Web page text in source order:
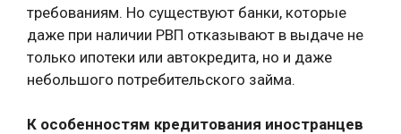
требованиям. Но существуют банки, которые
даже при наличии РВП отказывают в выдаче не
только ипотеки или автокредита, но и даже
небольшого потребительского займа.
К особенностям кредитования иностранцев